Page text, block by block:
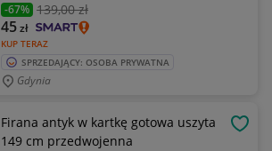
-67% 139,00 zł
KUP TERAZ
45zł
SPRZEDAJĄCY: OSOBA PRYWATNA
Gdynia
Firana antyk w kartkę gotowa uszyta
149 cm przedwojenna